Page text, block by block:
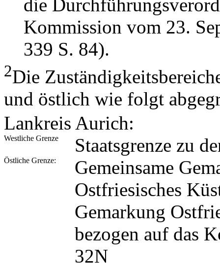
die
Kommission vom 23.
339 S. 84).
2Die
und östlich wie folgt
Lankreis Aurich:
Westliche Grenze Staatsgrenze zu
Östliche Grenze:
Gemeinsame
Ostfriesisches
Gemarkung
bezogen auf das
32N